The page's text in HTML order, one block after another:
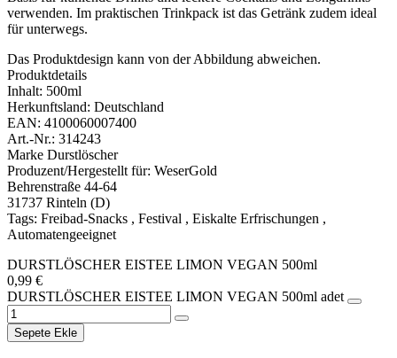
verwenden. Im praktischen Trinkpack ist das Getränk zudem ideal
für unterwegs.
Das Produktdesign kann von der Abbildung abweichen.
Produktdetails
Inhalt: 500ml
Herkunftsland: Deutschland
EAN: 4100060007400
Art.-Nr.: 314243
Marke Durstlöscher
Produzent/Hergestellt für: WeserGold
Behrenstraße 44-64
31737 Rinteln (D)
Tags: Freibad-Snacks , Festival , Eiskalte Erfrischungen ,
Automatengeeignet
DURSTLÖSCHER EISTEE LIMON VEGAN 500ml
0,99 €
DURSTLÖSCHER EISTEE LIMON VEGAN 500ml adet
Sepete Ekle